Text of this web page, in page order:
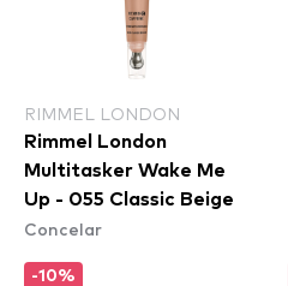
RIMMEL LONDON
Rimmel London
Multitasker Wake Me
Up - 055 Classic Beige
Concelar
-10%